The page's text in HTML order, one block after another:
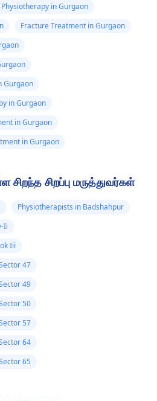
in Gurgaon
Fracture Treatment in Gurgaon
Gurgaon
in Gurgaon
in Gurgaon
in Gurgaon
சிறந்த சிறப்பு மருத்துவர்கள்
Physiotherapists in Badshahpur
Ii
Iii
47
49
50
57
64
65